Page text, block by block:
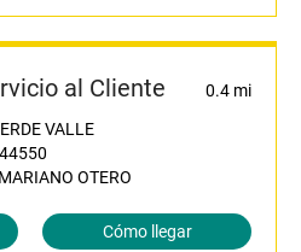
al Cliente
0.4 mi
VALLE
OTERO
Cómo llegar